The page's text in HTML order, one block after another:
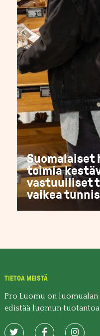
Suomalaiset
toimia
vastuulliset
vaikea
TIETOA MEISTÄ
Pro Luomu on
edistää luomun